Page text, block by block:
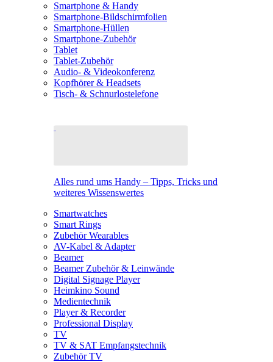
Smartphone & Handy
Smartphone-Bildschirmfolien
Smartphone-Hüllen
Smartphone-Zubehör
Tablet
Tablet-Zubehör
Audio- & Videokonferenz
Kopfhörer & Headsets
Tisch- & Schnurlostelefone
Alles rund ums Handy – Tipps, Tricks und
weiteres Wissenswertes
Smartwatches
Smart Rings
Zubehör Wearables
AV-Kabel & Adapter
Beamer
Beamer Zubehör & Leinwände
Digital Signage Player
Heimkino Sound
Medientechnik
Player & Recorder
Professional Display
TV
TV & SAT Empfangstechnik
Zubehör TV